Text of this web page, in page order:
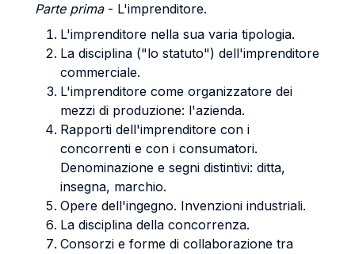
Parte prima- L'imprenditore.
L'imprenditore nella sua varia tipologia.
La disciplina ("lo statuto") dell'imprenditore
commerciale.
L'imprenditore come organizzatore dei
mezzi di produzione: l'azienda.
Rapporti dell'imprenditore con i
concorrenti e con i consumatori.
Denominazione e segni distintivi: ditta,
insegna, marchio.
Opere dell'ingegno. Invenzioni industriali.
La disciplina della concorrenza.
Consorzi e forme di collaborazione tra